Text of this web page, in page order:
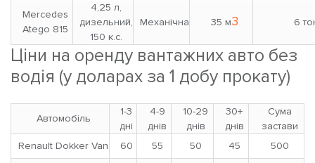
Mercedes
Atego 815
4,25 л,
дизельний,
150 к.с.
Механічна 35 м3 6
Ціни на оренду вантажних авто без
водія (у доларах за 1 добу прокату)
Автомобіль
1-3
дні
4-9
днів
10-29
днів
30+
днів
Сума
застави
Renault Dokker Van
60 55 50 45 500